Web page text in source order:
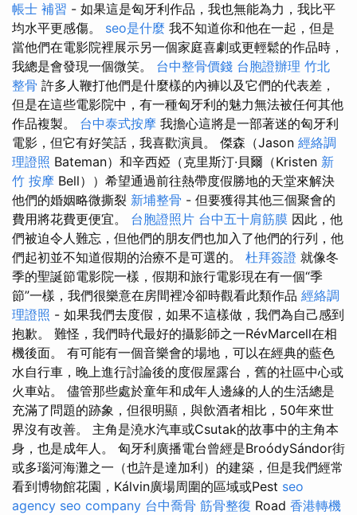
帳士 補習 - 如果這是匈牙利作品，我也無能為力，我比平
均水平更感傷。 seo是什麼 我不知道你和他在一起，但是
當他們在電影院裡展示另一個家庭喜劇或更輕鬆的作品時，
我總是會發現一個微笑。 台中整骨價錢 台胞證辦理 竹北
整骨 許多人鞭打他們是什麼樣的內褲以及它們的代表差，
但是在這些電影院中，有一種匈牙利的魅力無法被任何其他
作品複製。 台中泰式按摩 我擔心這將是一部著迷的匈牙利
電影，但它有好笑話，我喜歡演員。 傑森（Jason 經絡調
理證照 Bateman）和辛西婭（克里斯汀·貝爾（Kristen 新
竹 按摩 Bell））希望通過前往熱帶度假勝地的天堂來解決
他們的婚姻略微撕裂 新埔整骨 - 但要獲得其他三個聚會的
費用將花費更便宜。 台胞證照片 台中五十肩筋膜 因此，他
們被迫令人難忘，但他們的朋友們也加入了他們的行列，他
們起初並不知道假期的治療不是可選的。 杜拜簽證 就像冬
季的聖誕節電影院一樣，假期和旅行電影現在有一個“季
節”一樣，我們很樂意在房間裡冷卻時觀看此類作品 經絡調
理證照 - 如果我們去度假，如果不這樣做，我們為自己感到
抱歉。 難怪，我們時代最好的攝影師之一RévMarcell在相
機後面。 有可能有一個音樂會的場地，可以在經典的藍色
水自行車，晚上進行討論後的度假屋露台，舊的社區中心或
火車站。 儘管那些處於童年和成年人邊緣的人的生活總是
充滿了問題的跡象，但很明顯，與飲酒者相比，50年來世
界沒有改善。 主角是澆水汽車或Csutak的故事中的主角本
身，也是成年人。 匈牙利廣播電台曾經是BroódySándor街
或多瑙河海灘之一（也許是達加利）的建築，但是我們經常
看到博物館花園，Kálvin廣場周圍的區域或Pest seo
agency seo company 台中喬骨 筋骨整復 Road 香港轉機